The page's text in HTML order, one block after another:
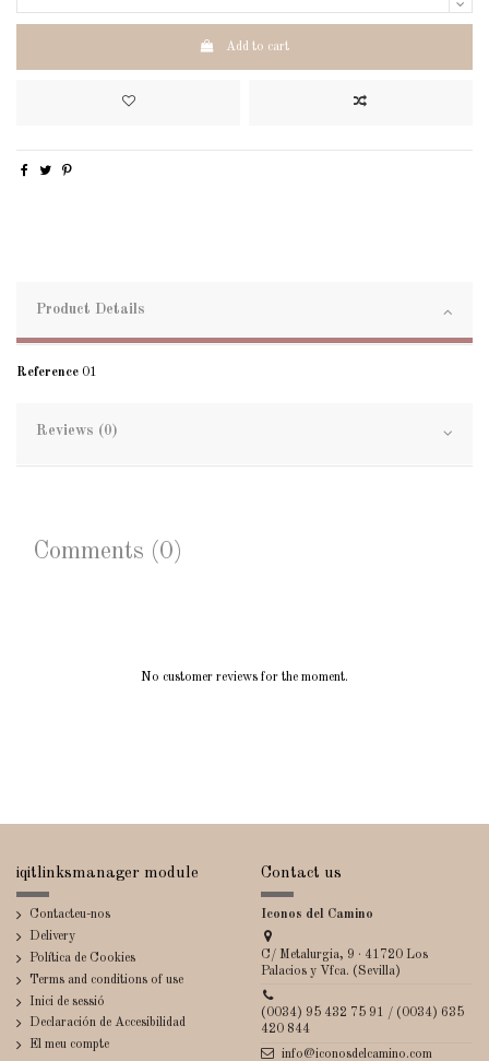
Add to cart
Product Details
Reference 01
Reviews (0)
Comments (0)
No customer reviews for the moment.
iqitlinksmanager module
Contacteu-nos
Delivery
Política de Cookies
Terms and conditions of use
Inici de sessió
Declaración de Accesibilidad
El meu compte
Contact us
Iconos del Camino
C/ Metalurgia, 9 · 41720 Los
Palacios y Vfca. (Sevilla)
(0034) 95 432 75 91 / (0034) 635
420 844
info@iconosdelcamino.com